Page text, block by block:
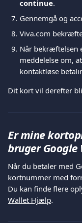
continue.
Gennemgå og
Viva.com
Når bekræftelsen
meddelelse om,
kontaktløse
Dit kort vil derefter
Er mine
bruger Google
Når du betaler med
kortnummer med
Du kan finde flere
Wallet Hjælp.